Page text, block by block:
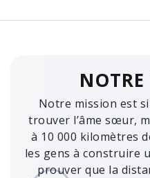
Notre mission est
trouver l’âme sœur,
à 10 000 kilomètres
les gens à construire
prouver que la